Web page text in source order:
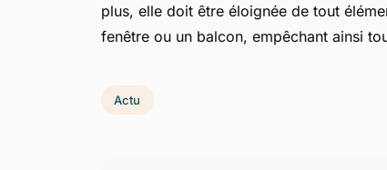
plus, elle doit être éloignée de tout
fenêtre ou un balcon, empêchant ainsi
Actu